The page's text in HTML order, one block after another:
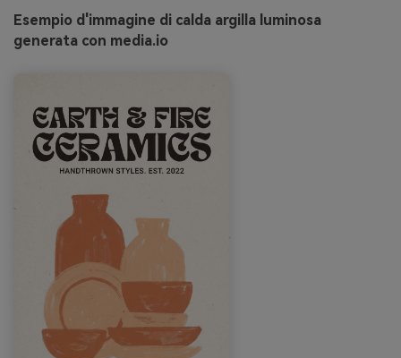
Esempio d'immagine di calda argilla luminosa
generata con media.io